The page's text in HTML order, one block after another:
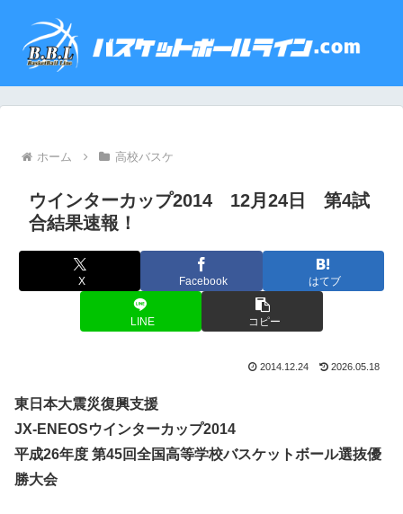
ホーム 高校バスケ
ウインターカップ2014 12月24日 第4試
合結果速報！
X Facebook はてブ
LINE コピー
2014.12.24 2026.05.18
東日本大震災復興支援
JX-ENEOSウインターカップ2014
平成26年度 第45回全国高等学校バスケットボール選抜優
勝大会